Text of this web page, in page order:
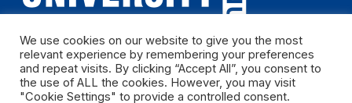
We use cookies on our website to give you the most
relevant experience by remembering your preferences
and repeat visits. By clicking “Accept All”, you consent to
the use of ALL the cookies. However, you may visit
"Cookie Settings" to provide a controlled consent.